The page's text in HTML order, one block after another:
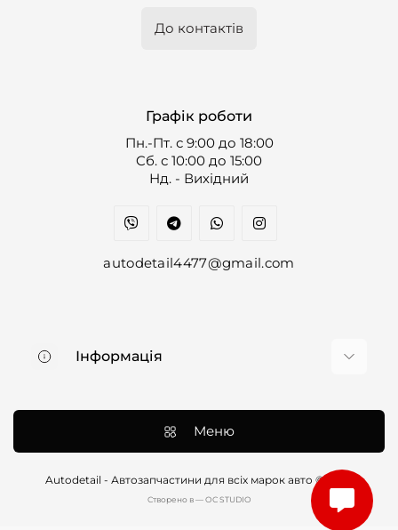
До контактів
Графік роботи
Пн.-Пт. с 9:00 до 18:00
Cб. с 10:00 до 15:00
Нд. - Вихідний
autodetail4477@gmail.com
Інформація
Контакти
Договір оферти
Меню
Autodetail - Автозапчастини для всіх марок авто © 2026
Cтворено в — OC STUDIO